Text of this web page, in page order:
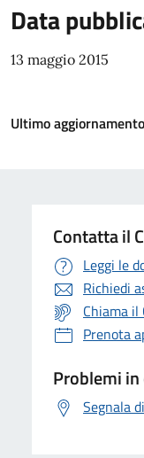
Data
13 maggio 2015
Ultimo
Contatta il
Leggi le
Richiedi
Chiama il
Prenota
Problemi
Segnala